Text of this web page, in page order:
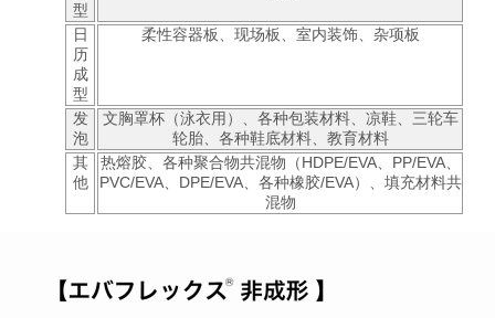
型
日
历
成
型
柔性容器板、现场板、室内装饰、杂项板
发
泡
文胸罩杯（泳衣用）、各种包装材料、凉鞋、三轮车
轮胎、各种鞋底材料、教育材料
其
他
热熔胶、各种聚合物共混物（HDPE/EVA、PP/EVA、
PVC/EVA、DPE/EVA、各种橡胶/EVA）、填充材料共
混物